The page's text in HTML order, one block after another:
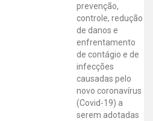
prevenção,
controle, redução
de danos e
enfrentamento
de contágio e de
infecções
causadas pelo
novo coronavírus
(Covid-19) a
serem adotadas